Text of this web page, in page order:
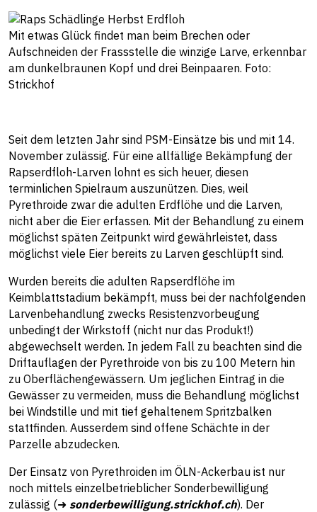
Mit etwas Glück findet man beim Brechen oder
Aufschneiden der Frassstelle die winzige Larve, erkennbar
am dunkelbraunen Kopf und drei Beinpaaren. Foto:
Strickhof
Seit dem letzten Jahr sind PSM-Einsätze bis und mit 14.
November zulässig. Für eine allfällige Bekämpfung der
Rapserdfloh-Larven lohnt es sich heuer, diesen
terminlichen Spielraum auszunützen. Dies, weil
Pyrethroide zwar die adulten Erdflöhe und die Larven,
nicht aber die Eier erfassen. Mit der Behandlung zu einem
möglichst späten Zeitpunkt wird gewährleistet, dass
möglichst viele Eier bereits zu Larven geschlüpft sind.
Wurden bereits die adulten Rapserdflöhe im
Keimblattstadium bekämpft, muss bei der nachfolgenden
Larvenbehandlung zwecks Resistenzvorbeugung
unbedingt der Wirkstoff (nicht nur das Produkt!)
abgewechselt werden. In jedem Fall zu beachten sind die
Driftauflagen der Pyrethroide von bis zu 100 Metern hin
zu Oberflächengewässern. Um jeglichen Eintrag in die
Gewässer zu vermeiden, muss die Behandlung möglichst
bei Windstille und mit tief gehaltenem Spritzbalken
stattfinden. Ausserdem sind offene Schächte in der
Parzelle abzudecken.
Der Einsatz von Pyrethroiden im ÖLN-Ackerbau ist nur
noch mittels einzelbetrieblicher Sonderbewilligung
zulässig (➜ sonderbewilligung.strickhof.ch). Der